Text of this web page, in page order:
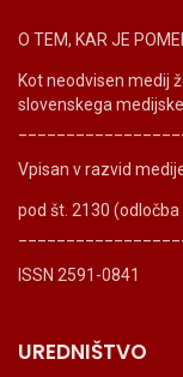
O TEM, KAR JE
Kot neodvisen medij
slovenskega
Vpisan v razvid
pod št. 2130
ISSN 2591-0841
UREDNIŠTVO